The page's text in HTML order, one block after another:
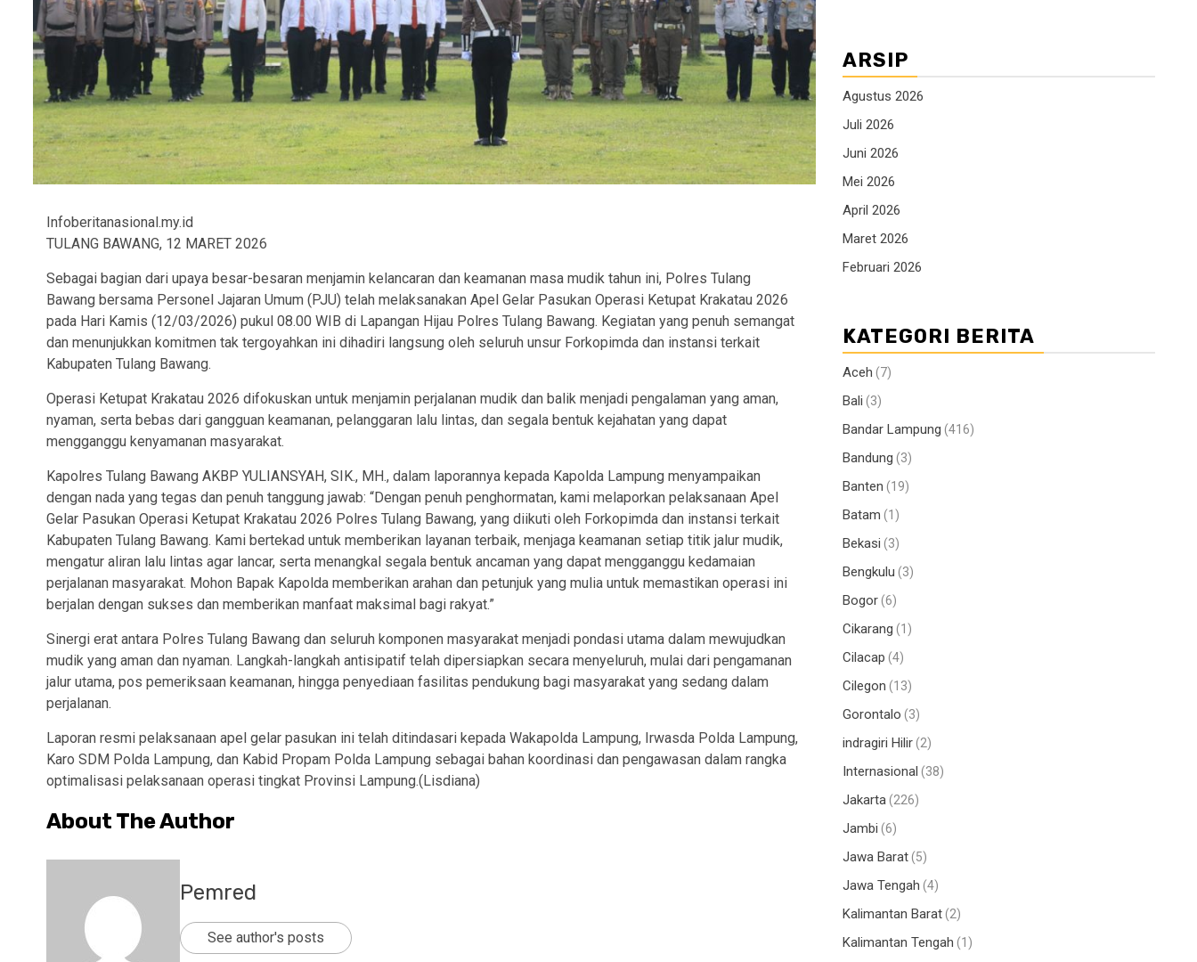
Infoberitanasional.my.id
TULANG BAWANG, 12 MARET 2026
Sebagai bagian dari upaya besar-besaran menjamin kelancaran dan keamanan masa mudik tahun ini, Polres Tulang
Bawang bersama Personel Jajaran Umum (PJU) telah melaksanakan Apel Gelar Pasukan Operasi Ketupat Krakatau 2026
pada Hari Kamis (12/03/2026) pukul 08.00 WIB di Lapangan Hijau Polres Tulang Bawang. Kegiatan yang penuh semangat
dan menunjukkan komitmen tak tergoyahkan ini dihadiri langsung oleh seluruh unsur Forkopimda dan instansi terkait
Kabupaten Tulang Bawang.
Operasi Ketupat Krakatau 2026 difokuskan untuk menjamin perjalanan mudik dan balik menjadi pengalaman yang aman,
nyaman, serta bebas dari gangguan keamanan, pelanggaran lalu lintas, dan segala bentuk kejahatan yang dapat
mengganggu kenyamanan masyarakat.
Kapolres Tulang Bawang AKBP YULIANSYAH, SIK., MH., dalam laporannya kepada Kapolda Lampung menyampaikan
dengan nada yang tegas dan penuh tanggung jawab: “Dengan penuh penghormatan, kami melaporkan pelaksanaan Apel
Gelar Pasukan Operasi Ketupat Krakatau 2026 Polres Tulang Bawang, yang diikuti oleh Forkopimda dan instansi terkait
Kabupaten Tulang Bawang. Kami bertekad untuk memberikan layanan terbaik, menjaga keamanan setiap titik jalur mudik,
mengatur aliran lalu lintas agar lancar, serta menangkal segala bentuk ancaman yang dapat mengganggu kedamaian
perjalanan masyarakat. Mohon Bapak Kapolda memberikan arahan dan petunjuk yang mulia untuk memastikan operasi ini
berjalan dengan sukses dan memberikan manfaat maksimal bagi rakyat.”
Sinergi erat antara Polres Tulang Bawang dan seluruh komponen masyarakat menjadi pondasi utama dalam mewujudkan
mudik yang aman dan nyaman. Langkah-langkah antisipatif telah dipersiapkan secara menyeluruh, mulai dari pengamanan
jalur utama, pos pemeriksaan keamanan, hingga penyediaan fasilitas pendukung bagi masyarakat yang sedang dalam
perjalanan.
Laporan resmi pelaksanaan apel gelar pasukan ini telah ditindasari kepada Wakapolda Lampung, Irwasda Polda Lampung,
Karo SDM Polda Lampung, dan Kabid Propam Polda Lampung sebagai bahan koordinasi dan pengawasan dalam rangka
optimalisasi pelaksanaan operasi tingkat Provinsi Lampung.(Lisdiana)
About The Author
Pemred
See author's posts
ARSIP
Agustus 2026
Juli 2026
Juni 2026
Mei 2026
April 2026
Maret 2026
Februari 2026
KATEGORI BERITA
Aceh (7)
Bali (3)
Bandar Lampung (416)
Bandung (3)
Banten (19)
Batam (1)
Bekasi (3)
Bengkulu (3)
Bogor(6)
Cikarang (1)
Cilacap (4)
Cilegon (13)
Gorontalo (3)
indragiri Hilir(2)
Internasional (38)
Jakarta(226)
Jambi (6)
Jawa Barat(5)
Jawa Tengah (4)
Kalimantan Barat(2)
Kalimantan Tengah (1)